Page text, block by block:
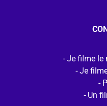
Je filme le
Je
Un